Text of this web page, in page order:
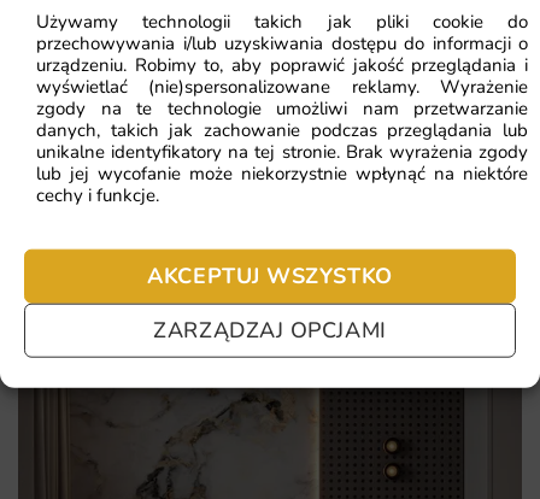
Używamy technologii takich jak pliki cookie do
przechowywania i/lub uzyskiwania dostępu do informacji o
urządzeniu. Robimy to, aby poprawić jakość przeglądania i
wyświetlać (nie)spersonalizowane reklamy. Wyrażenie
zgody na te technologie umożliwi nam przetwarzanie
danych, takich jak zachowanie podczas przeglądania lub
unikalne identyfikatory na tej stronie. Brak wyrażenia zgody
lub jej wycofanie może niekorzystnie wpłynąć na niektóre
cechy i funkcje.
AKCEPTUJ WSZYSTKO
ZARZĄDZAJ OPCJAMI
To rozwiązanie dla osób, które chcą wyróżnić się
oryginalną aranżacją i połączyć estetykę z trwałością.
Sprawdź najważniejsze atuty tej kompozycji:
Tropikalny motyw dżungli
Bogata, zielona paleta
Klimat egzotycznej natury
Modny akcent w salonie
Najczęściej zadawane pytania
Pomagamy i doradzamy przy każdym zakupie. Ale jeżeli
nie chcesz czekać – sprawdź najczęściej zadawane pytania.